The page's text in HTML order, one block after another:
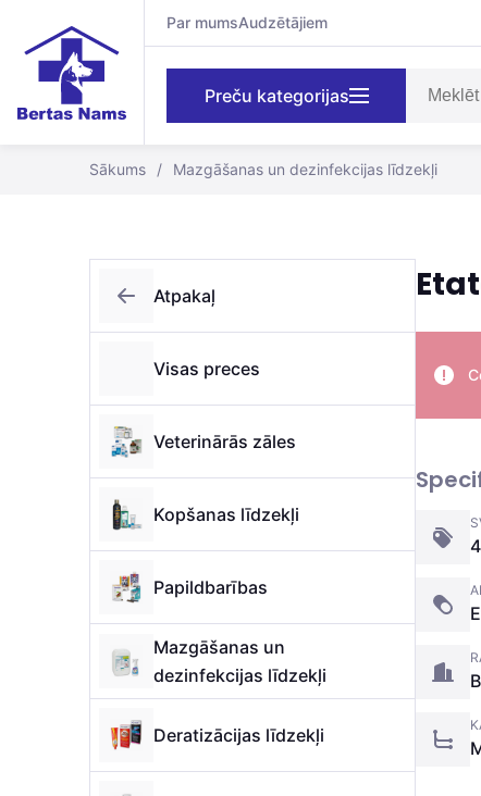
Par mumsAudzētājiem
Preču kategorijas
Sākums / Mazgāšanas un dezinfekcijas līdzekļi
Atpakaļ
Visas preces
Veterinārās zāles
Kopšanas līdzekļi
Papildbarības
Mazgāšanas un
dezinfekcijas līdzekļi
Deratizācijas līdzekļi